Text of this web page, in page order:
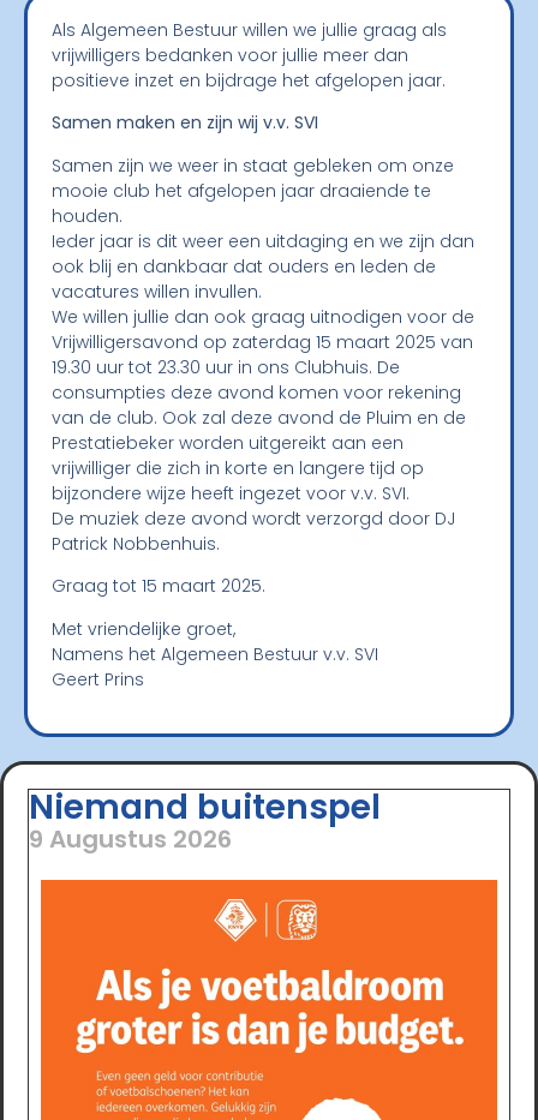
Als Algemeen Bestuur willen we jullie graag als
vrijwilligers bedanken voor jullie meer dan
positieve inzet en bijdrage het afgelopen jaar.
Samen maken en zijn wij v.v. SVI
Samen zijn we weer in staat gebleken om onze
mooie club het afgelopen jaar draaiende te
houden.
Ieder jaar is dit weer een uitdaging en we zijn dan
ook blij en dankbaar dat ouders en leden de
vacatures willen invullen.
We willen jullie dan ook graag uitnodigen voor de
Vrijwilligersavond op zaterdag 15 maart 2025 van
19.30 uur tot 23.30 uur in ons Clubhuis. De
consumpties deze avond komen voor rekening
van de club. Ook zal deze avond de Pluim en de
Prestatiebeker worden uitgereikt aan een
vrijwilliger die zich in korte en langere tijd op
bijzondere wijze heeft ingezet voor v.v. SVI.
De muziek deze avond wordt verzorgd door DJ
Patrick Nobbenhuis.
Graag tot 15 maart 2025.
Met vriendelijke groet,
Namens het Algemeen Bestuur v.v. SVI
Geert Prins
Niemand buitenspel
9 Augustus 2026